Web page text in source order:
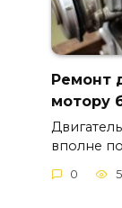
Ремонт
мотору
вполне
0 5